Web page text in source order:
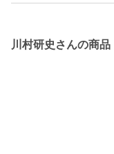
川村研史さんの商品